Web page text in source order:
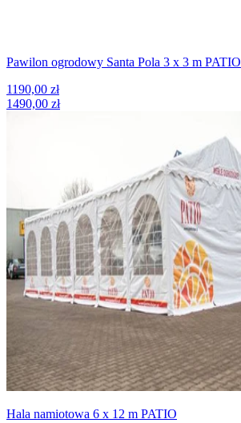
Pawilon ogrodowy Santa Pola 3 x 3 m PATIO
1190,00 zł
1490,00 zł
Hala namiotowa 6 x 12 m PATIO